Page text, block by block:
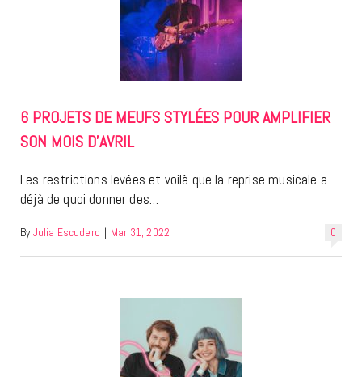
6 PROJETS DE MEUFS STYLÉES POUR AMPLIFIER
SON MOIS D’AVRIL
Les restrictions levées et voilà que la reprise musicale a
déjà de quoi donner des…
0
By Julia Escudero | Mar 31, 2022